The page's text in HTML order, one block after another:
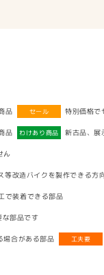
品 セール 特別価格で
品 わけあり商品 新古品、展
ん
等改造バイクを製作できる方
で装着できる部品
部品です
場合がある部品 工夫要